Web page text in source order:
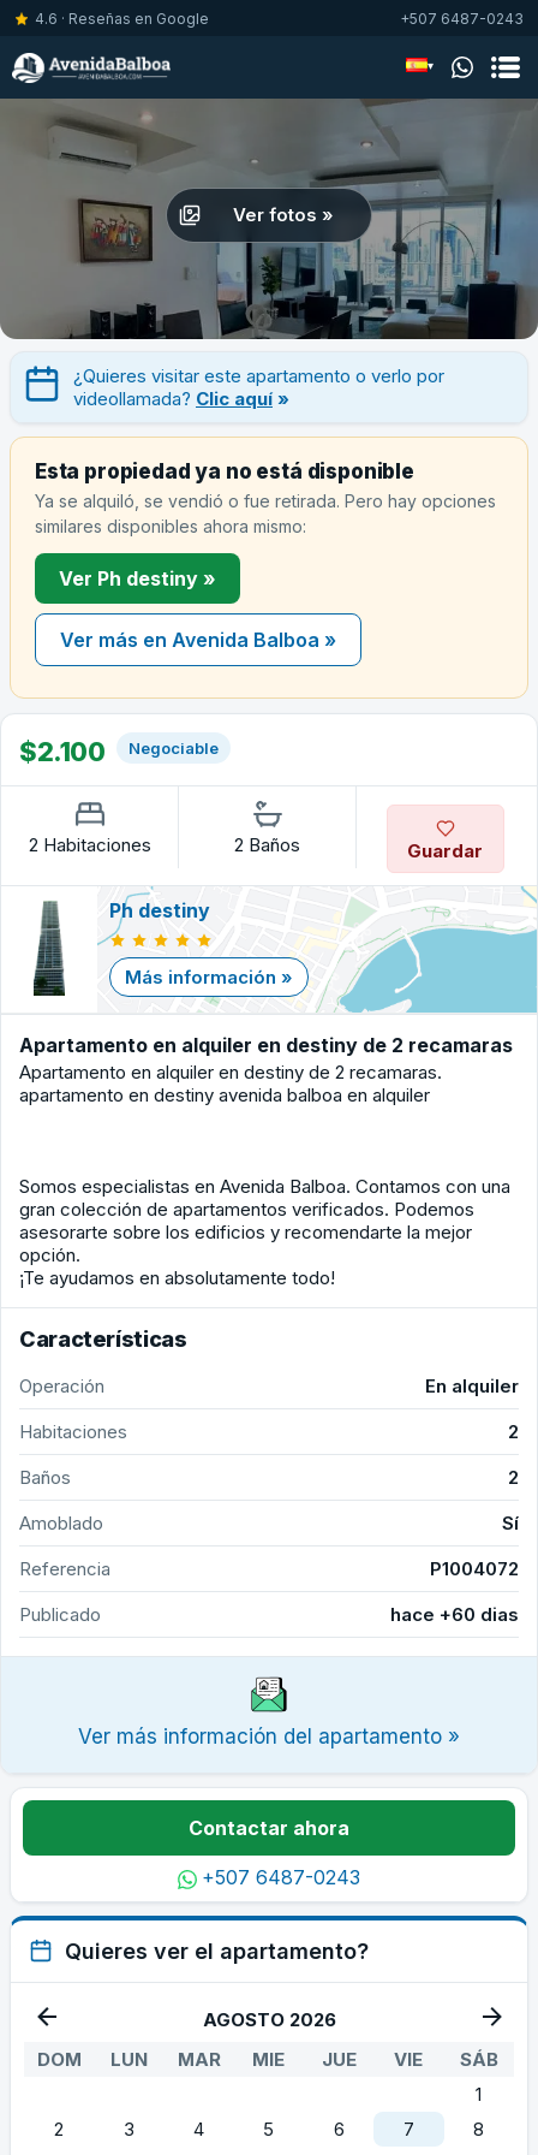
4.6 · Reseñas en Google +507 6487-0243
▾
Ver fotos »
¿Quieres visitar este apartamento o verlo por
videollamada? Clic aquí »
Esta propiedad ya no está disponible
Ya se alquiló, se vendió o fue retirada. Pero hay opciones
similares disponibles ahora mismo:
Ver Ph destiny »
Ver más en Avenida Balboa »
$2.100 Negociable
2 Habitaciones 2 Baños Guardar
Ph destiny
Más información »
Apartamento en alquiler en destiny de 2 recamaras
Apartamento en alquiler en destiny de 2 recamaras.
apartamento en destiny avenida balboa en alquiler
Somos especialistas en Avenida Balboa. Contamos con una
gran colección de apartamentos verificados. Podemos
asesorarte sobre los edificios y recomendarte la mejor
opción.
¡Te ayudamos en absolutamente todo!
Características
Operación
En alquiler
Habitaciones
2
Baños
2
Amoblado
Sí
Referencia
P1004072
Publicado
hace +60 dias
Ver más información del apartamento »
Contactar ahora
+507 6487-0243
Quieres ver el apartamento?
AGOSTO 2026
DOM
LUN MAR MIE JUE VIE
SÁB
1
2
3 4 5 6 7
8